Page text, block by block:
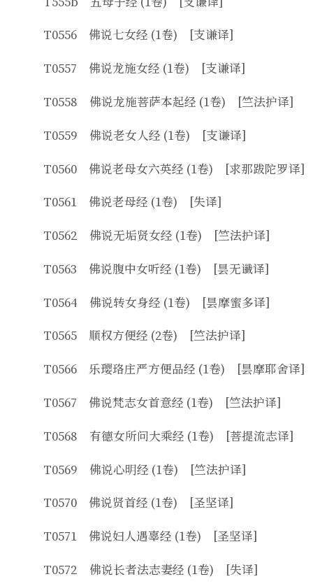
T0556 佛说七女经 (1卷) [支谦译]
T0557 佛说龙施女经 (1卷) [支谦译]
T0558 佛说龙施菩萨本起经 (1卷) [竺法护译]
T0559 佛说老女人经 (1卷) [支谦译]
T0560 佛说老母女六英经 (1卷) [求那跋陀罗译]
T0561 佛说老母经 (1卷) [失译]
T0562 佛说无垢贤女经 (1卷) [竺法护译]
T0563 佛说腹中女听经 (1卷) [昙无谶译]
T0564 佛说转女身经 (1卷) [昙摩蜜多译]
T0565 顺权方便经 (2卷) [竺法护译]
T0566 乐璎珞庄严方便品经 (1卷) [昙摩耶舍译]
T0567 佛说梵志女首意经 (1卷) [竺法护译]
T0568 有德女所问大乘经 (1卷) [菩提流志译]
T0569 佛说心明经 (1卷) [竺法护译]
T0570 佛说贤首经 (1卷) [圣坚译]
T0571 佛说妇人遇辜经 (1卷) [圣坚译]
T0572 佛说长者法志妻经 (1卷) [失译]